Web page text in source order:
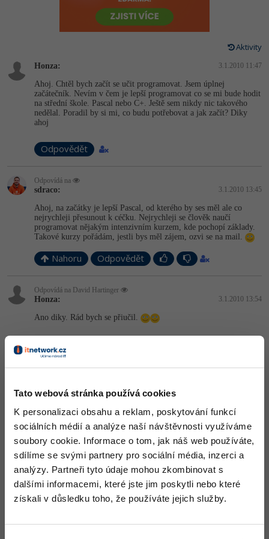
Tato webová stránka používá cookies
K personalizaci obsahu a reklam, poskytování funkcí
sociálních médií a analýze naší návštěvnosti využíváme
soubory cookie. Informace o tom, jak náš web používáte,
sdílíme se svými partnery pro sociální média, inzerci a
analýzy. Partneři tyto údaje mohou zkombinovat s
dalšími informacemi, které jste jim poskytli nebo které
získali v důsledku toho, že používáte jejich služby.
HTML5, CSS3, Bootstrap, SEO
Testování a verzování
UML a návrhové vzory
Django
Python
HTML / CSS
SQLite
Vývojář mobilních aplikací
Webdesigner
Systémový administrátor
Grafik / UX/UI návrhář
3D grafik
Projektový manažer
Databázový analytik
Copywriter
WordPress specialista
SEO specialista
-80%
-80%
C++ -80%
-80%
Kotlin -80%
C -80%
VB.NET
SQL
Návrh SW -80%
Algoritmy -41%
Umělá inteligence (AI) -10%
Pro děti
Fórum
Kurzy e-commerce
Testování softwaru
Datová analýza
Digitální gramotnost
Kurzy designu
HTML/CSS -80%
Photoshop
Příběhy absolventů
Blog
Aktivity
Honza: 3.1.2010 11:47
Ahoj. Chtěl bych začít se učit programovat. Jsem úplnej
začátečník. Nevím v čem je lepší programovat co se mi bude hodit
na střední škole. Pascal nebo C+. Ještě sem nikdy nic takového
nedělal. Poradil by si mi, co budu potřebovat a jak začít? Diky
ahoj
Odpovědět
Odpovídá na
sdraco: 3.1.2010 13:45
Ahoj, na začátky je lepší Pascal, od kterého by ses měl ale co
nejrychleji přesunout k céčku. Nejrychleji se člověk naučí
programovat nějakým intenzivním kurzem, kde pochopí základy.
Takové kurzy pořádám, jestli bys měl zájem, ozvi se na mail.
Nahoru Odpovědět
Odpovídá na David Hartinger
Honza: 3.1.2010 13:54
Ano diky. Rád bych se přiučil.
Nahoru
Nahoru Odpovědět